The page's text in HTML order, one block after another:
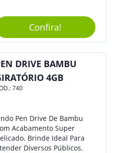
Empresa Em Eventos,
Corporativas Ou Até
Para Presentear
E Parceiros De
Empresa.
Confira!
DRIVE BAMBU
4GB
740
Pen Drive De Bambu
Acabamento Super
Brinde Ideal Para
Diversos Públicos.